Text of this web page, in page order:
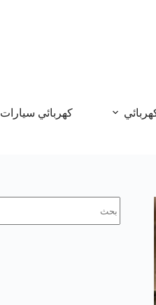
كهربائي سيارات